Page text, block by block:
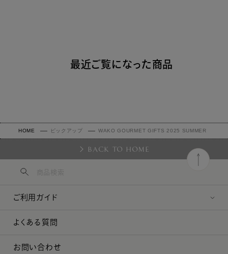
最近ご覧になった商品
HOME ピックアップ WAKO GOURMET GIFTS 2025 SUMMER
BACK TO HOME
ご利用ガイド
よくある質問
お問い合わせ